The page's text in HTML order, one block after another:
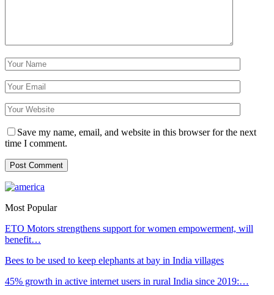
Save my name, email, and website in this browser for the next
time I comment.
Most Popular
ETO Motors strengthens support for women empowerment, will
benefit…
Bees to be used to keep elephants at bay in India villages
45% growth in active internet users in rural India since 2019:…